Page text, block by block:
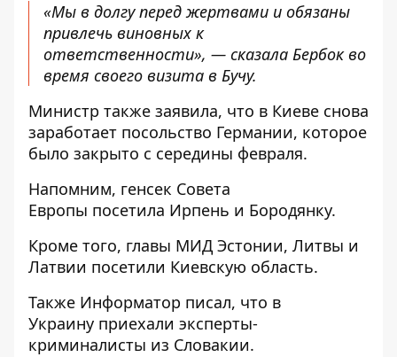
«Мы в долгу перед жертвами и обязаны
привлечь виновных к
ответственности», — сказала Бербок во
время своего визита в Бучу.
Министр также заявила, что в Киеве снова
заработает посольство Германии, которое
было закрыто с середины февраля.
Напомним, генсек Совета
Европы посетила Ирпень и Бородянку.
Кроме того, главы МИД Эстонии, Литвы и
Латвии посетили Киевскую область.
Также Информатор писал, что в
Украину приехали эксперты-
криминалисты из Словакии.